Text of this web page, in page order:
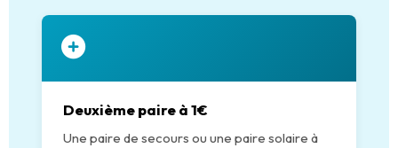
Deuxième paire à 1€
Une paire de secours ou une paire solaire à